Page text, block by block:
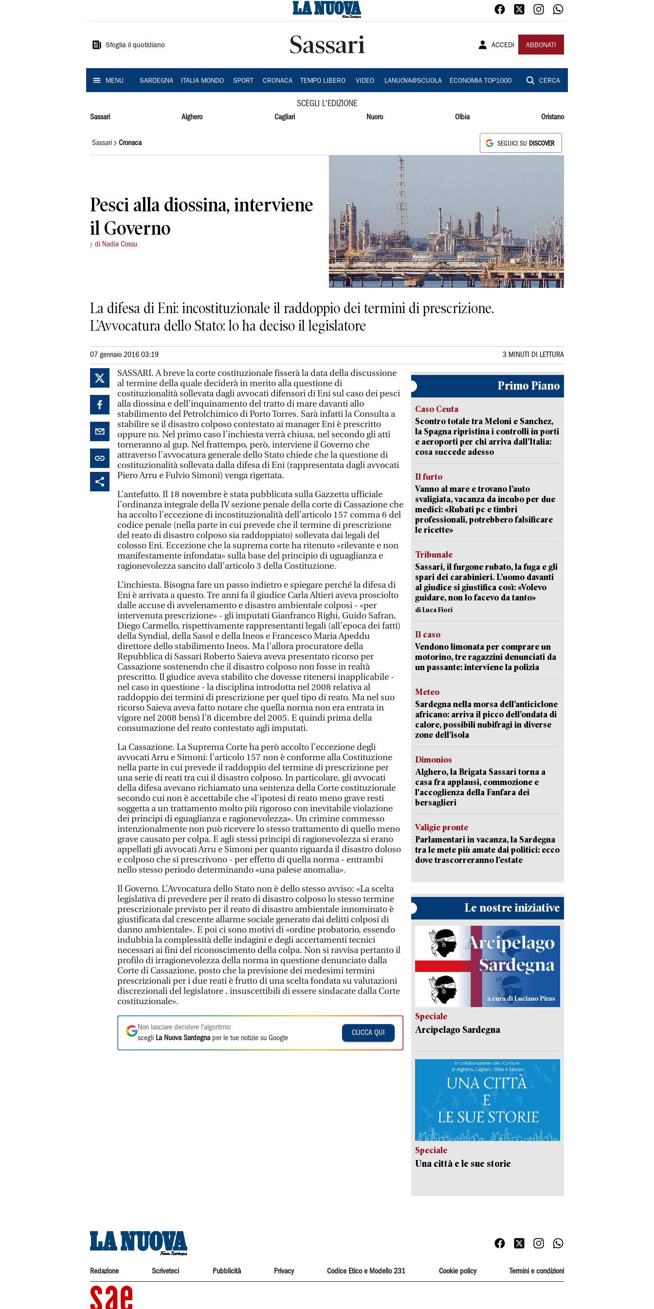
Sardegna
Sfoglia il quotidiano Sassari ACCEDI ABBONATI
MENU SARDEGNA ITALIA MONDO SPORT CRONACA TEMPO LIBERO VIDEO LANUOVA@SCUOLA ECONOMIA TOP1000 CERCA
SCEGLI L'EDIZIONE
Sassari Alghero Cagliari Nuoro Olbia Oristano
Sassari Cronaca SEGUICI SU DISCOVER
Pesci alla diossina, interviene
il Governo
di Nadia Cossu
La difesa di Eni: incostituzionale il raddoppio dei termini di prescrizione.
L’Avvocatura dello Stato: lo ha deciso il legislatore
07 gennaio 2016 03:19 3 MINUTI DI LETTURA
SASSARI. A breve la corte costituzionale fisserà la data della discussione
al termine della quale deciderà in merito alla questione di
costituzionalità sollevata dagli avvocati difensori di Eni sul caso dei pesci
alla diossina e dell’inquinamento del tratto di mare davanti allo
stabilimento del Petrolchimico di Porto Torres. Sarà infatti la Consulta a
stabilire se il disastro colposo contestato ai manager Eni è prescritto
oppure no. Nel primo caso l’inchiesta verrà chiusa, nel secondo gli atti
torneranno al gup. Nel frattempo, però, interviene il Governo che
attraverso l’avvocatura generale dello Stato chiede che la questione di
costituzionalità sollevata dalla difesa di Eni (rappresentata dagli avvocati
Piero Arru e Fulvio Simoni) venga rigettata.
L’antefatto. Il 18 novembre è stata pubblicata sulla Gazzetta ufficiale
l’ordinanza integrale della IV sezione penale della corte di Cassazione che
ha accolto l’eccezione di incostituzionalità dell’articolo 157 comma 6 del
codice penale (nella parte in cui prevede che il termine di prescrizione
del reato di disastro colposo sia raddoppiato) sollevata dai legali del
colosso Eni. Eccezione che la suprema corte ha ritenuto «rilevante e non
manifestamente infondata» sulla base del principio di uguaglianza e
ragionevolezza sancito dall’articolo 3 della Costituzione.
L’inchiesta. Bisogna fare un passo indietro e spiegare perché la difesa di
Eni è arrivata a questo. Tre anni fa il giudice Carla Altieri aveva prosciolto
dalle accuse di avvelenamento e disastro ambientale colposi - «per
intervenuta prescrizione» - gli imputati Gianfranco Righi, Guido Safran,
Diego Carmello, rispettivamente rappresentanti legali (all’epoca dei fatti)
della Syndial, della Sasol e della Ineos e Francesco Maria Apeddu
direttore dello stabilimento Ineos. Ma l’allora procuratore della
Repubblica di Sassari Roberto Saieva aveva presentato ricorso per
Cassazione sostenendo che il disastro colposo non fosse in realtà
prescritto. Il giudice aveva stabilito che dovesse ritenersi inapplicabile -
nel caso in questione - la disciplina introdotta nel 2008 relativa al
raddoppio dei termini di prescrizione per quel tipo di reato. Ma nel suo
ricorso Saieva aveva fatto notare che quella norma non era entrata in
vigore nel 2008 bensì l’8 dicembre del 2005. E quindi prima della
consumazione del reato contestato agli imputati.
La Cassazione. La Suprema Corte ha però accolto l’eccezione degli
avvocati Arru e Simoni: l’articolo 157 non è conforme alla Costituzione
nella parte in cui prevede il raddoppio del termine di prescrizione per
una serie di reati tra cui il disastro colposo. In particolare, gli avvocati
della difesa avevano richiamato una sentenza della Corte costituzionale
secondo cui non è accettabile che «l’ipotesi di reato meno grave resti
soggetta a un trattamento molto più rigoroso con inevitabile violazione
dei principi di eguaglianza e ragionevolezza». Un crimine commesso
intenzionalmente non può ricevere lo stesso trattamento di quello meno
grave causato per colpa. E agli stessi principi di ragionevolezza si erano
appellati gli avvocati Arru e Simoni per quanto riguarda il disastro doloso
e colposo che si prescrivono - per effetto di quella norma - entrambi
nello stesso periodo determinando «una palese anomalia».
Il Governo. L’Avvocatura dello Stato non è dello stesso avviso: «La scelta
legislativa di prevedere per il reato di disastro colposo lo stesso termine
prescrizionale previsto per il reato di disastro ambientale innominato è
giustificata dal crescente allarme sociale generato dai delitti colposi di
danno ambientale». E poi ci sono motivi di «ordine probatorio, essendo
indubbia la complessità delle indagini e degli accertamenti tecnici
necessari ai fini del riconoscimento della colpa. Non si ravvisa pertanto il
profilo di irragionevolezza della norma in questione denunciato dalla
Corte di Cassazione, posto che la previsione dei medesimi termini
prescrizionali per i due reati è frutto di una scelta fondata su valutazioni
discrezionali del legislatore , insuscettibili di essere sindacate dalla Corte
costituzionale».
Non lasciare decidere l'algoritmo:
scegli La Nuova Sardegna per le tue notizie su Google
CLICCA QUI
Primo Piano
Caso Ceuta
Scontro totale tra Meloni e Sanchez,
la Spagna ripristina i controlli in porti
e aeroporti per chi arriva dall’Italia:
cosa succede adesso
Il furto
Vanno al mare e trovano l’auto
svaligiata, vacanza da incubo per due
medici: «Rubati pc e timbri
professionali, potrebbero falsificare
le ricette»
Tribunale
Sassari, il furgone rubato, la fuga e gli
spari dei carabinieri. L’uomo davanti
al giudice si giustifica così: «Volevo
guidare, non lo facevo da tanto»
di Luca Fiori
Il caso
Vendono limonata per comprare un
motorino, tre ragazzini denunciati da
un passante: interviene la polizia
Meteo
Sardegna nella morsa dell’anticiclone
africano: arriva il picco dell’ondata di
calore, possibili nubifragi in diverse
zone dell’isola
Dimonios
Alghero, la Brigata Sassari torna a
casa fra applausi, commozione e
l'accoglienza della Fanfara dei
bersaglieri
Valigie pronte
Parlamentari in vacanza, la Sardegna
tra le mete più amate dai politici: ecco
dove trascorreranno l’estate
Le nostre iniziative
Speciale
Arcipelago Sardegna
Speciale
Una città e le sue storie
Redazione Scriveteci Pubblicità Privacy Codice Etico e Modello 231 Cookie policy Termini e condizioni